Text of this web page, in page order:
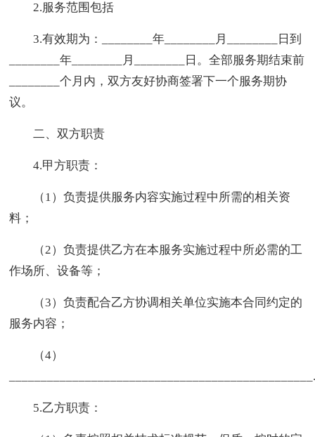
2.服务范围包括
3.有效期为：________年________月________日到
________年________月________日。全部服务期结束前
________个月内，双方友好协商签署下一个服务期协
议。
二、双方职责
4.甲方职责：
（1）负责提供服务内容实施过程中所需的相关资
料；
（2）负责提供乙方在本服务实施过程中所必需的工
作场所、设备等；
（3）负责配合乙方协调相关单位实施本合同约定的
服务内容；
（4）
5.乙方职责：